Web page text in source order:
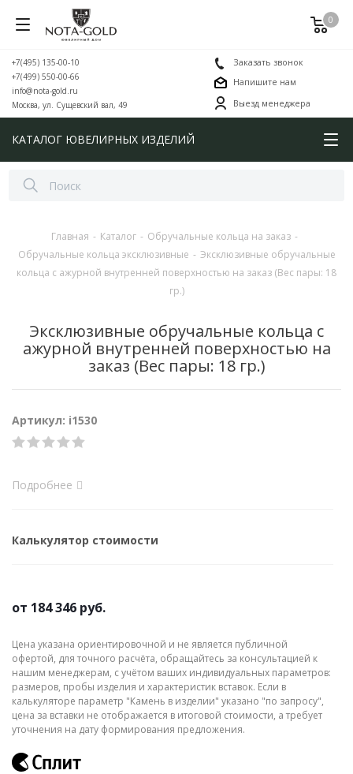
0
+7(495) 135-00-10
+7(499) 550-00-66
info@nota-gold.ru
Москва, ул. Сущевский вал, 49
Заказать звонок
Напишите нам
Выезд менеджера
КАТАЛОГ ЮВЕЛИРНЫХ ИЗДЕЛИЙ
Главная - Каталог - Обручальные кольца на заказ -
Обручальные кольца эксклюзивные - Эксклюзивные обручальные
кольца с ажурной внутренней поверхностью на заказ (Вес пары: 18
гр.)
Эксклюзивные обручальные кольца с
ажурной внутренней поверхностью на
заказ (Вес пары: 18 гр.)
Артикул: i1530
Подробнее
Калькулятор стоимости
от 184 346 руб.
Цена указана ориентировочной и не является публичной
офертой, для точного расчёта, обращайтесь за консультацией к
нашим менеджерам, с учётом ваших индивидуальных параметров:
размеров, пробы изделия и характеристик вставок. Если в
калькуляторе параметр "Камень в изделии" указано "по запросу",
цена за вставки не отображается в итоговой стоимости, а требует
уточнения на дату формирования предложения.